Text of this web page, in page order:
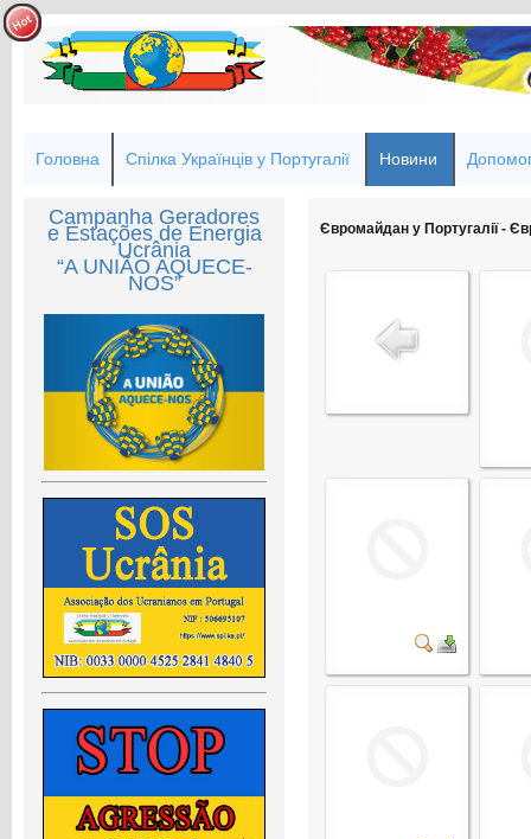
Головна Спілка Українців у Португалії Новини
Campanha Geradores
e Estações de Energia
Ucrânia
“A UNIÃO AQUECE-
NOS”
Євромайдан у Португалії -